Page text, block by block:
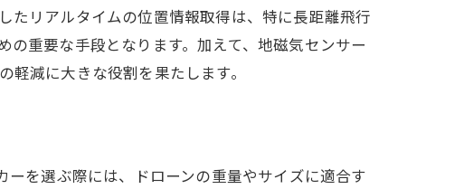
たリアルタイムの位置情報取得は、特に長距離飛行
重要な手段となります。加えて、地磁気センサー
減に大きな役割を果たします。
ーを選ぶ際には、ドローンの重量やサイズに適合す